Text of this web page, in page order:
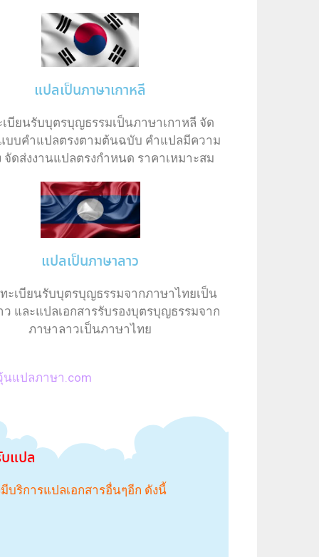
แปลเป็นภาษาเกาหลี
บียนรับบุตรบุญธรรมเป็นภาษาเกาหลี จัด
แบบคำแปลตรงตามต้นฉบับ คำแปลมีความ
จัดส่งงานแปลตรงกำหนด ราคาเหมาะสม
แปลเป็นภาษาลาว
ะเบียนรับบุตรบุญธรรมจากภาษาไทยเป็น
และแปลเอกสารรับรองบุตรบุญธรรมจาก
ภาษาลาวเป็นภาษาไทย
แปลภาษา.com
แปล
ริการแปลเอกสารอื่นๆอีก ดังนี้